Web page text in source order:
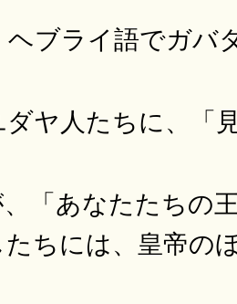
ブライ語でガバ
ヤ人たちに、「
「あなたたちの
ちには、皇帝の